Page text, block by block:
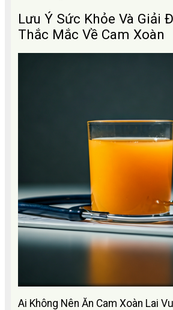
Lưu Ý Sức Khỏe Và Giải
Thắc Mắc Về Cam Xoàn
Ai Không Nên Ăn Cam Xoàn Lai